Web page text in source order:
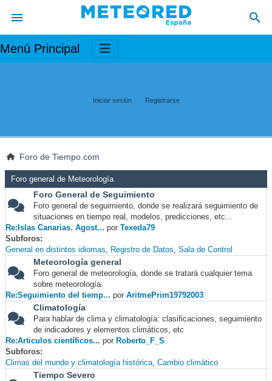
Menú Principal
Iniciar sesión Registrarse
Foro de Tiempo.com
Foro general de Meteorología
Foro General de Seguimiento
Foro general de seguimiento, donde se realizará seguimiento de
situaciones en tiempo real, modelos, predicciones, etc...
Re:Islas Canarias. Agost... por Texeda79
Subforos
General en distintos idiomas
Registro de Datos Sala de Control
Meteorología general
Foro general de meteorología, donde se tratará cualquier tema
sobre meteorología.
Re:Seguimiento del tiemp... por AritmePrim19792003
Climatología
Para hablar de clima y climatología: clasificaciones, seguimiento
de indicadores y elementos climáticos, etc
Re:Articulos científicos... por Roberto_F_S
Subforos
Climas del mundo y climatología histórica Cambio climático
Tiempo Severo